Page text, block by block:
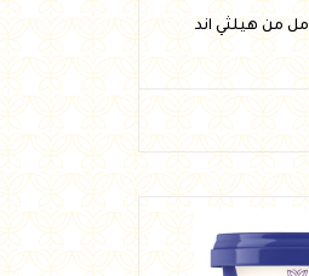
عصير اناناس 300 مل من هيلثي اند